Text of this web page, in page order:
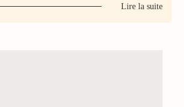
Lire la suite